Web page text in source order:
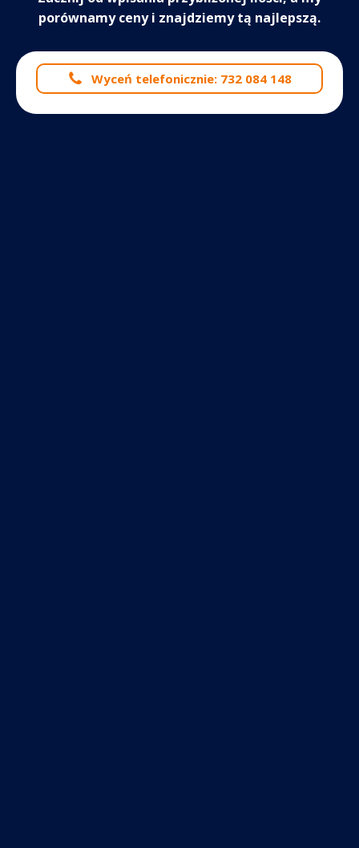
porównamy ceny i znajdziemy tą najlepszą.
Wyceń telefonicznie: 732 084 148